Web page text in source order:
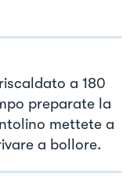
a 180
preparate la
mettete a
a bollore.